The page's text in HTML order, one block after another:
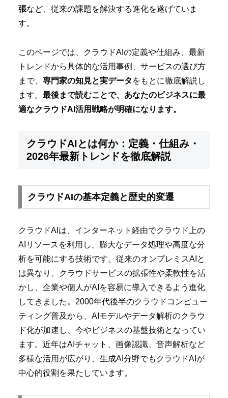
張など、従来の課題を解決する進化を遂げていま
す。
このページでは、クラウドAIの定義や仕組み、最新
トレンドから具体的な活用事例、サービスの選び方
まで、 専門家の知見と実データ をもとに徹底解説し
ます。 最後まで読むことで、あなたのビジネスに最
適なクラウドAI活用戦略が明確になります。
クラウドAIとは何か：定義・仕組み・
2026年最新トレンドを徹底解説
クラウドAIの基本定義と歴史的変遷
クラウドAIは、インターネット経由でクラウド上の
AIリソースを利用し、膨大なデータ処理や高度な分
析を可能にする技術です。従来のオンプレミスAIと
は異なり、クラウドサービスの拡張性や柔軟性を活
かし、企業や個人がAIを容易に導入できるよう進化
してきました。2000年代後半のクラウドコンピュー
ティング普及から、AIモデルやデータ解析のクラウ
ド化が加速し、今やビジネスの基盤技術となってい
ます。近年はAIチャット、画像認識、音声解析など
多様な活用が広がり、生成AI分野でもクラウドAIが
中心的役割を果たしています。